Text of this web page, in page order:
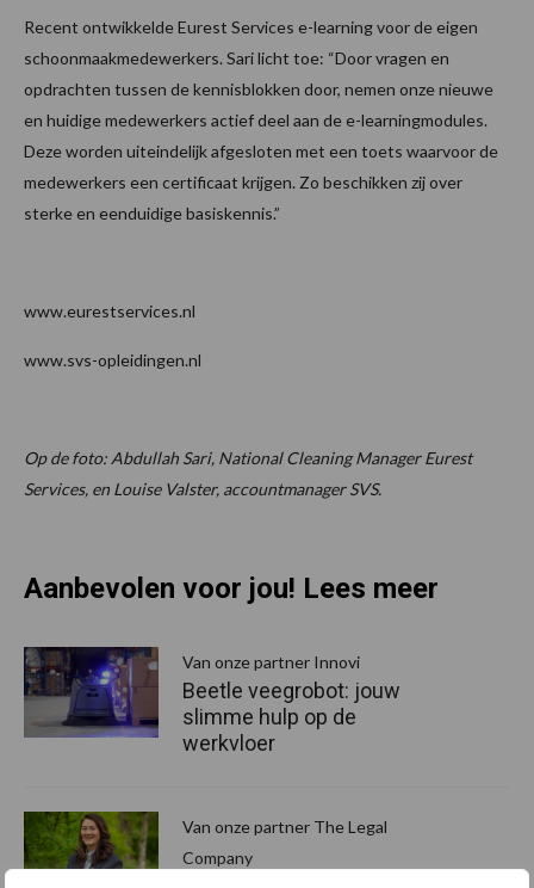
Recent ontwikkelde Eurest Services e-learning voor de eigen
schoonmaakmedewerkers. Sari licht toe: “Door vragen en
opdrachten tussen de kennisblokken door, nemen onze nieuwe
en huidige medewerkers actief deel aan de e-learningmodules.
Deze worden uiteindelijk afgesloten met een toets waarvoor de
medewerkers een certificaat krijgen. Zo beschikken zij over
sterke en eenduidige basiskennis.”
www.eurestservices.nl
www.svs-opleidingen.nl
Op de foto: Abdullah Sari, National Cleaning Manager Eurest
Services, en Louise Valster, accountmanager SVS.
Aanbevolen voor jou! Lees meer
Van onze partner Innovi
Beetle veegrobot: jouw
slimme hulp op de
werkvloer
Van onze partner The Legal
Company